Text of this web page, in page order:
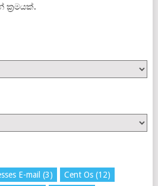
ක්‍රමයක්.
E-mail (3) Cent Os(12)